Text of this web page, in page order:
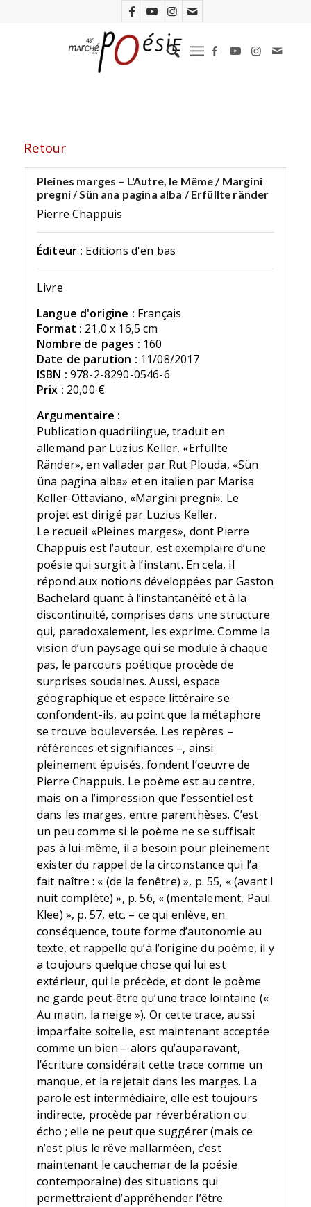
Retour
Pleines marges – L'Autre, le Même / Margini
pregni / Sün ana pagina alba / Erfüllte ränder
Pierre Chappuis
Éditeur : Editions d'en bas
Livre
Langue d'origine : Français
Format : 21,0 x 16,5 cm
Nombre de pages : 160
Date de parution : 11/08/2017
ISBN : 978-2-8290-0546-6
Prix : 20,00 €
Argumentaire :
Publication quadrilingue, traduit en
allemand par Luzius Keller, «Erfüllte
Ränder», en vallader par Rut Plouda, «Sün
üna pagina alba» et en italien par Marisa
Keller-Ottaviano, «Margini pregni». Le
projet est dirigé par Luzius Keller.
Le recueil «Pleines marges», dont Pierre
Chappuis est l’auteur, est exemplaire d’une
poésie qui surgit à l’instant. En cela, il
répond aux notions développées par Gaston
Bachelard quant à l’instantanéité et à la
discontinuité, comprises dans une structure
qui, paradoxalement, les exprime. Comme la
vision d’un paysage qui se module à chaque
pas, le parcours poétique procède de
surprises soudaines. Aussi, espace
géographique et espace littéraire se
confondent-ils, au point que la métaphore
se trouve bouleversée. Les repères –
références et signifiances –, ainsi
pleinement épuisés, fondent l’oeuvre de
Pierre Chappuis. Le poème est au centre,
mais on a l’impression que l’essentiel est
dans les marges, entre parenthèses. C’est
un peu comme si le poème ne se suffisait
pas à lui-même, il a besoin pour pleinement
exister du rappel de la circonstance qui l’a
fait naître : « (de la fenêtre) », p. 55, « (avant l
nuit complète) », p. 56, « (mentalement, Paul
Klee) », p. 57, etc. – ce qui enlève, en
conséquence, toute forme d’autonomie au
texte, et rappelle qu’à l’origine du poème, il y
a toujours quelque chose qui lui est
extérieur, qui le précède, et dont le poème
ne garde peut-être qu’une trace lointaine («
Au matin, la neige »). Or cette trace, aussi
imparfaite soitelle, est maintenant acceptée
comme un bien – alors qu’auparavant,
l’écriture considérait cette trace comme un
manque, et la rejetait dans les marges. La
parole est intermédiaire, elle est toujours
indirecte, procède par réverbération ou
écho ; elle ne peut que suggérer (mais ce
n’est plus le rêve mallarméen, c’est
maintenant le cauchemar de la poésie
contemporaine) des situations qui
permettraient d’appréhender l’être.